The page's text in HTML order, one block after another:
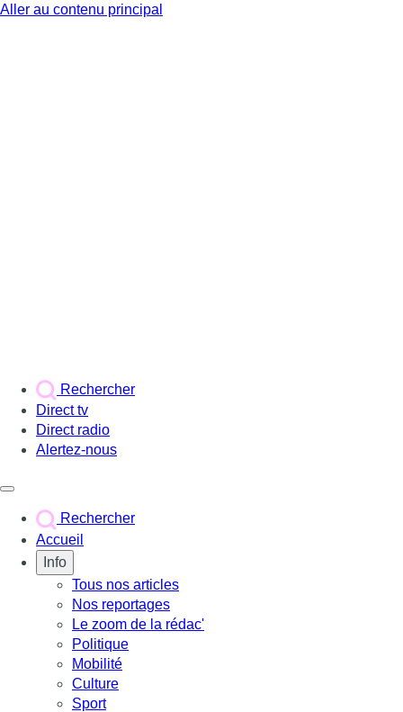
Aller au contenu principal
Rechercher
Direct tv
Direct radio
Alertez-nous
Rechercher
Accueil
Info
Tous nos articles
Nos reportages
Le zoom de la rédac'
Politique
Mobilité
Culture
Sport